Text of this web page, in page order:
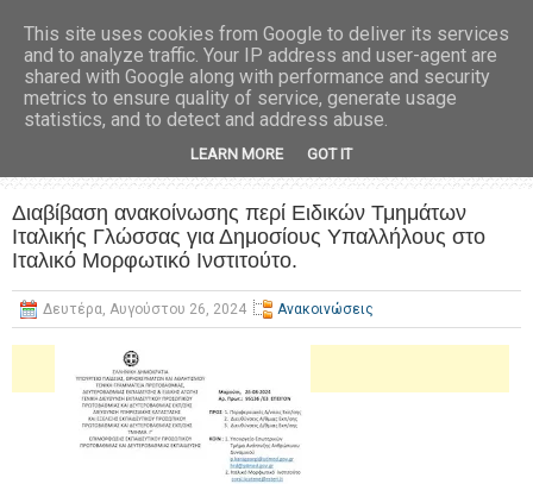
Διαβίβαση ανακοίνωσης περί Ειδικών Τμημάτων
Ιταλικής Γλώσσας για Δημοσίους Υπαλλήλους στο
Ιταλικό Μορφωτικό Ινστιτούτο.
Δευτέρα, Αυγούστου 26, 2024 Ανακοινώσεις
This site uses cookies from Google to deliver its services
and to analyze traffic. Your IP address and user-agent are
shared with Google along with performance and security
metrics to ensure quality of service, generate usage
statistics, and to detect and address abuse.
LEARN MORE GOT IT